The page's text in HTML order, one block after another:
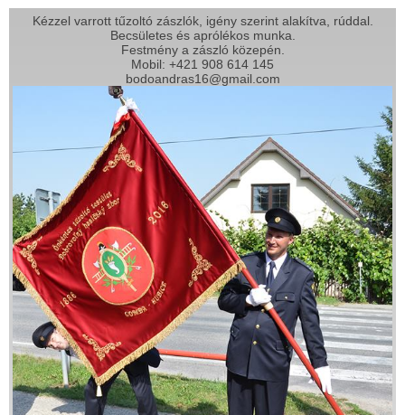
Kézzel varrott tűzoltó zászlók, igény szerint alakítva, rúddal.
Becsületes és aprólékos munka.
Festmény a zászló közepén.
Mobil: +421 908 614 145
bodoandras16@gmail.com